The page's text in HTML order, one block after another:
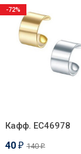
Кафф. EC46978
40 ₽ 140₽
-72%